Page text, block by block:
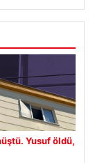
Yusuf öldü,